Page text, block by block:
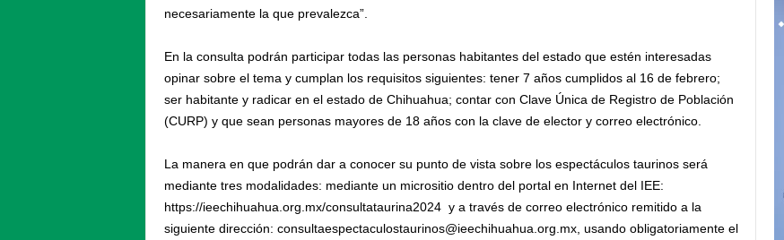
necesariamente la que prevalezca”.
En la consulta podrán participar todas las personas habitantes del estado que estén interesadas
opinar sobre el tema y cumplan los requisitos siguientes: tener 7 años cumplidos al 16 de febrero;
ser habitante y radicar en el estado de Chihuahua; contar con Clave Única de Registro de Población
(CURP) y que sean personas mayores de 18 años con la clave de elector y correo electrónico.
La manera en que podrán dar a conocer su punto de vista sobre los espectáculos taurinos será
mediante tres modalidades: mediante un micrositio dentro del portal en Internet del IEE:
https://ieechihuahua.org.mx/consultataurina2024 y a través de correo electrónico remitido a la
siguiente dirección: consultaespectaculostaurinos@ieechihuahua.org.mx, usando obligatoriamente el